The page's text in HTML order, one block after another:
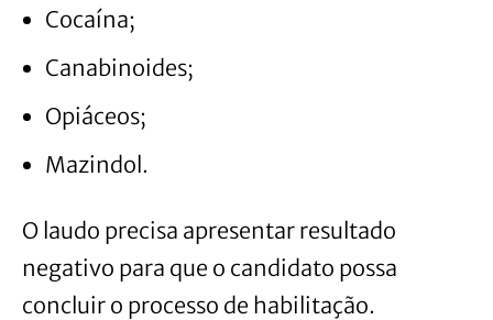
Cocaína;
Canabinoides;
Opiáceos;
Mazindol.
O laudo precisa apresentar resultado
negativo para que o candidato possa
concluir o processo de habilitação.